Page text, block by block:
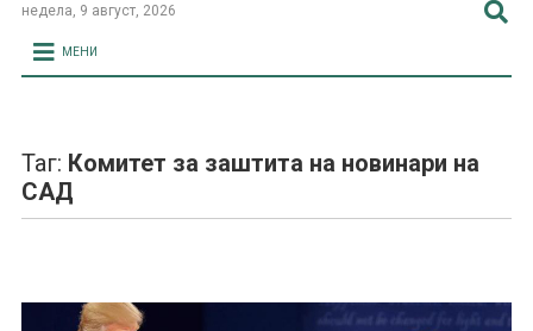
недела, 9 август, 2026
МЕНИ
Таг: Комитет за заштита на новинари на
САД